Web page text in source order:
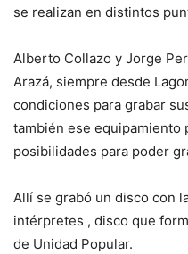
se realizan en distintos
Alberto Collazo y Jorge
Arazá, siempre desde
condiciones para grabar
también ese equipamiento
posibilidades para poder
Allí se grabó un disco con
intérpretes , disco que
de Unidad Popular.